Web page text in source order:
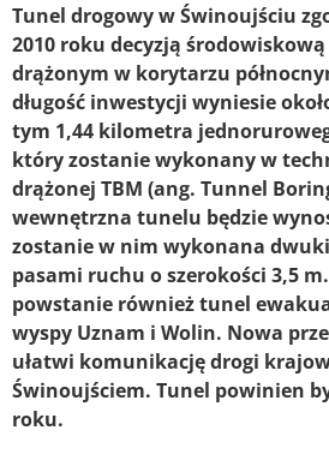
Tunel drogowy w Świnoujściu
2010 roku decyzją
drążonym w korytarzu
długość inwestycji wyniesie
tym 1,44 kilometra
który zostanie wykonany w
drążonej TBM (ang. Tunnel
wewnętrzna tunelu będzie
zostanie w nim wykonana
pasami ruchu o szerokości 3,5
powstanie również tunel
wyspy Uznam i Wolin. Nowa
ułatwi komunikację drogi
Świnoujściem. Tunel powinien
roku.